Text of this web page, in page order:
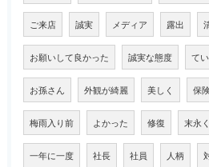
ご来店 誠実 メディア 露出
お願いして良かった 誠実な態度 て
お孫さん 外観が綺麗 美しく 保
梅雨入り前 よかった 修復 末永
一年に一度 社長 社員 人柄